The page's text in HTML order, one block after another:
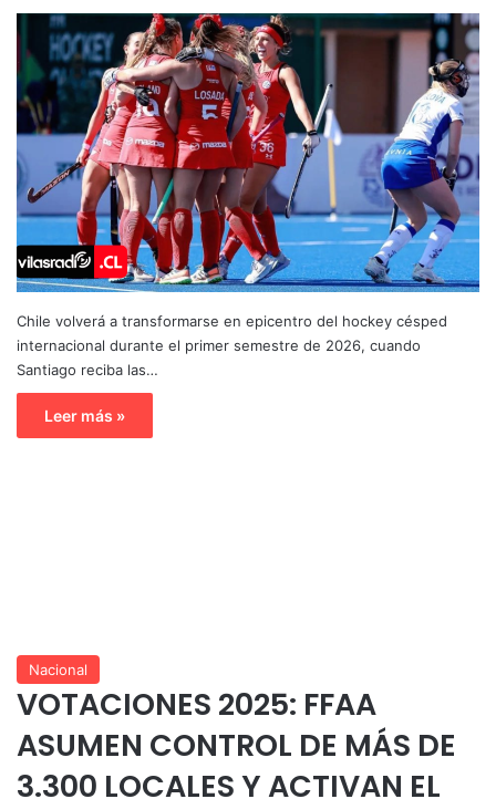
Chile volverá a transformarse en epicentro del hockey césped
internacional durante el primer semestre de 2026, cuando
Santiago reciba las…
Leer más »
Nacional
VOTACIONES 2025: FFAA
ASUMEN CONTROL DE MÁS DE
3.300 LOCALES Y ACTIVAN EL